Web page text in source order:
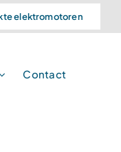
elektromotoren
Contact